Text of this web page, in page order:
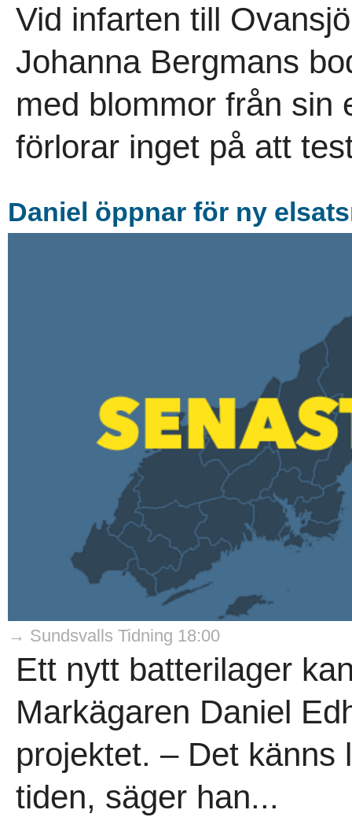
Vid infarten till
Johanna Bergmans
med blommor från sin
förlorar inget på att
Daniel öppnar för ny
→ Sundsvalls Tidning 18:00
Ett nytt batterilager
Markägaren Daniel
projektet. – Det känns
tiden, säger han...